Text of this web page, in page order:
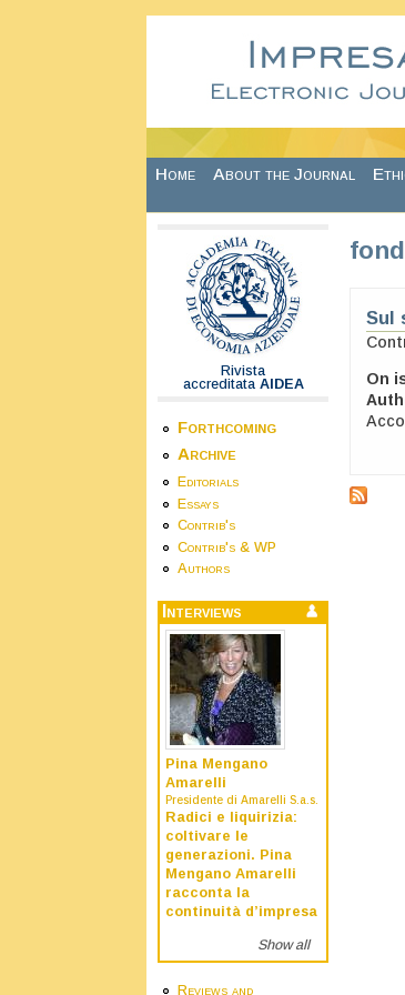
Home About the Journal
Rivista
accreditata AIDEA
Forthcoming
Archive
Editorials
Essays
Contrib's
Contrib's & WP
Authors
Interviews
Pina Mengano
Amarelli
Presidente di Amarelli S.a.s.
Radici e liquirizia:
coltivare le
generazioni. Pina
Mengano Amarelli
racconta la
continuità d’impresa
Show all
Reviews and
Sul
On